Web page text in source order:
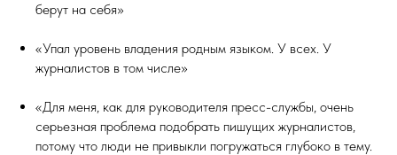
берут на себя»
«Упал уровень владения родным языком. У всех. У
журналистов в том числе»
«Для меня, как для руководителя пресс-службы, очень
серьезная проблема подобрать пишущих журналистов,
потому что люди не привыкли погружаться глубоко в тему.